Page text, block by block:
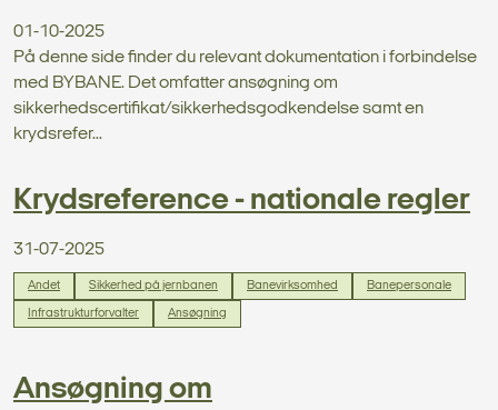
01-10-2025
På denne side finder du relevant dokumentation i forbindelse
med BYBANE. Det omfatter ansøgning om
sikkerhedscertifikat/sikkerhedsgodkendelse samt en
krydsrefer...
Krydsreference - nationale regler
31-07-2025
Andet Sikkerhed på jernbanen Banevirksomhed Banepersonale
Infrastrukturforvalter Ansøgning
Ansøgning om